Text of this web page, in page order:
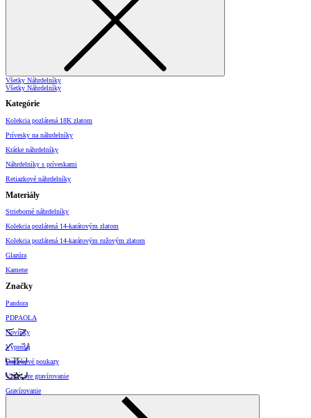
Všetky Náhrdelníky
Všetky Náhrdelníky
Kategórie
Kolekcia pozlátená 18K zlatom
Prívesky na náhrdelníky
Krátke náhrdelníky
Náhrdelníky s príveskami
Retiazkové náhrdelníky
Materiály
Strieborné náhrdelníky
Kolekcia pozlátená 14-karátovým zlatom
Kolekcia pozlátená 14-karátovým ružovým zlatom
Glazúra
Kamene
Značky
Pandora
PDPAOLA
Novinky
Výpredaj
Darčekové poukazy
Vzory pre gravírovanie
Gravírovanie